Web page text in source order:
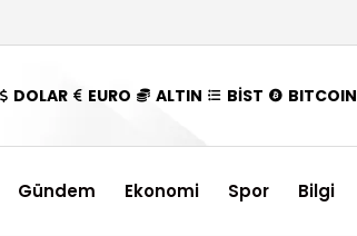
DOLAR EURO ALTIN BİST BITCOIN
Gündem Ekonomi Spor Bilgi